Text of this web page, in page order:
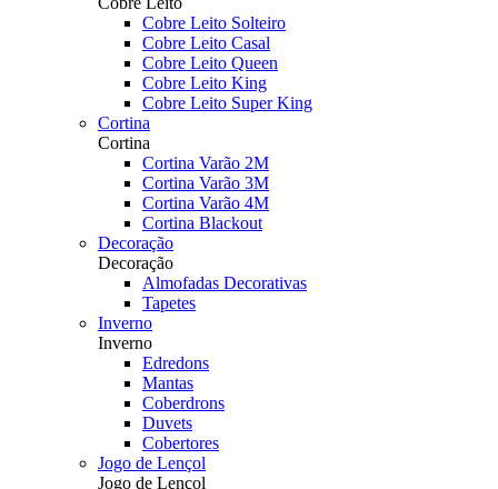
Cobre Leito Solteiro
Cobre Leito Casal
Cobre Leito Queen
Cobre Leito King
Cobre Leito Super King
Cortina
Cortina
Cortina Varão 2M
Cortina Varão 3M
Cortina Varão 4M
Cortina Blackout
Decoração
Decoração
Almofadas Decorativas
Tapetes
Inverno
Inverno
Edredons
Mantas
Coberdrons
Duvets
Cobertores
Jogo de Lençol
Jogo de Lençol